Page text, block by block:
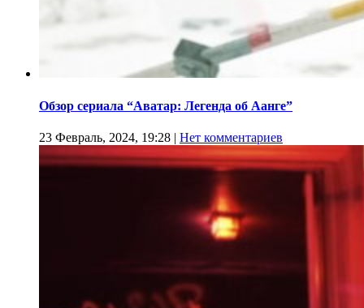
Обзор сериала “Аватар: Легенда об Аанге”
23 Февраль, 2024, 19:28 | Нет комментариев